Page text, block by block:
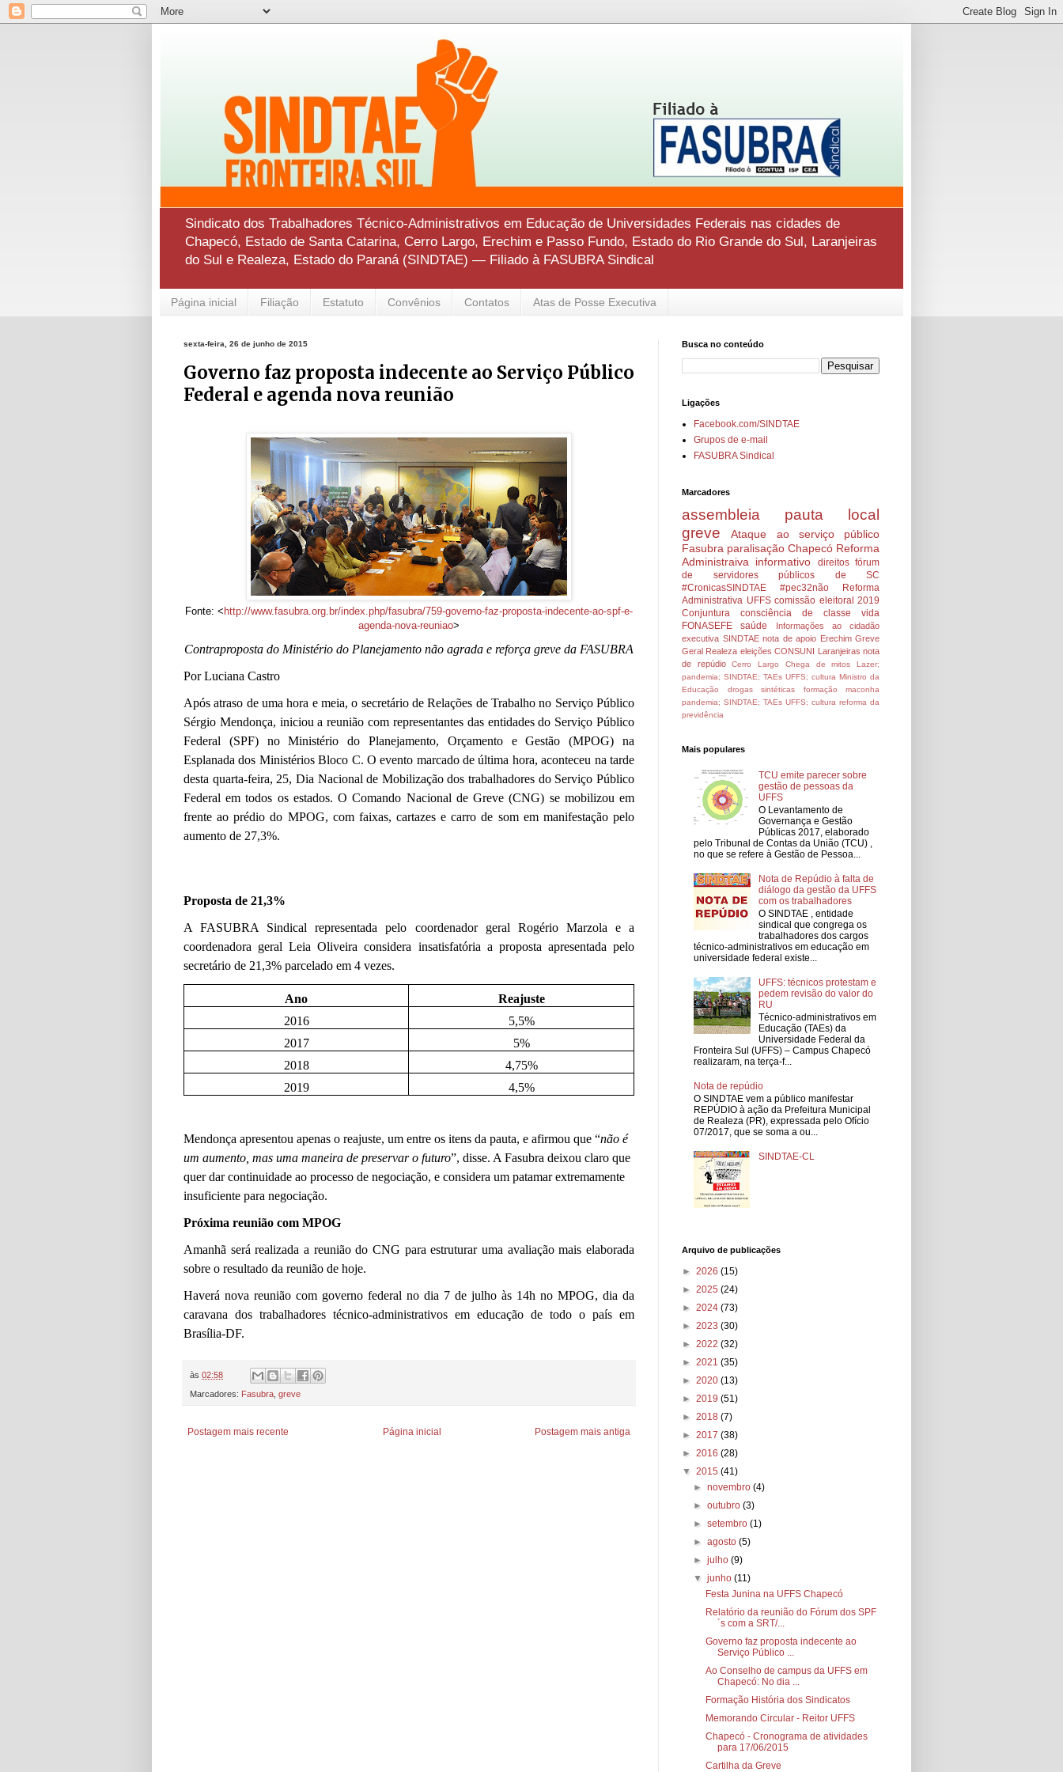
Sindicato dos Trabalhadores Técnico-Administrativos em Educação de Universidades Federais nas cidades de
Chapecó, Estado de Santa Catarina, Cerro Largo, Erechim e Passo Fundo, Estado do Rio Grande do Sul, Laranjeiras
do Sul e Realeza, Estado do Paraná (SINDTAE) — Filiado à FASUBRA Sindical
Página inicial Filiação Estatuto Convênios Contatos Atas de Posse Executiva
sexta-feira, 26 de junho de 2015
Governo faz proposta indecente ao Serviço Público
Federal e agenda nova reunião
Fonte: < http://www.fasubra.org.br/index.php/fasubra/759-governo-faz-proposta-indecente-ao-spf-e-
agenda-nova-reuniao>
Contraproposta do Ministério do Planejamento não agrada e reforça greve da FASUBRA
Por Luciana Castro
Após atraso de uma hora e meia, o secretário de Relações de Trabalho no Serviço Público
Sérgio Mendonça, iniciou a reunião com representantes das entidades do Serviço Público
Federal (SPF) no Ministério do Planejamento, Orçamento e Gestão (MPOG) na
Esplanada dos Ministérios Bloco C. O evento marcado de última hora, aconteceu na tarde
desta quarta-feira, 25, Dia Nacional de Mobilização dos trabalhadores do Serviço Público
Federal em todos os estados. O Comando Nacional de Greve (CNG) se mobilizou em
frente ao prédio do MPOG, com faixas, cartazes e carro de som em manifestação pelo
aumento de 27,3%.
Proposta de 21,3%
A FASUBRA Sindical representada pelo coordenador geral Rogério Marzola e a
coordenadora geral Leia Oliveira considera insatisfatória a proposta apresentada pelo
secretário de 21,3% parcelado em 4 vezes.
Ano
Reajuste
2016
5,5%
2017
5%
2018
4,75%
2019
4,5%
Mendonça apresentou apenas o reajuste, um entre os itens da pauta, e afirmou que “não é
um aumento, mas uma maneira de preservar o futuro”, disse. A Fasubra deixou claro que
quer dar continuidade ao processo de negociação, e considera um patamar extremamente
insuficiente para negociação.
Próxima reunião com MPOG
Amanhã será realizada a reunião do CNG para estruturar uma avaliação mais elaborada
sobre o resultado da reunião de hoje.
Haverá nova reunião com governo federal no dia 7 de julho às 14h no MPOG, dia da
caravana dos trabalhadores técnico-administrativos em educação de todo o país em
Brasília-DF.
às 02:58
Marcadores: Fasubra greve
Postagem mais recente Postagem mais antiga
Página inicial
Busca no conteúdo
Ligações
Facebook.com/SINDTAE
Grupos de e-mail
FASUBRA Sindical
Marcadores
assembleia
pauta local
greve
Ataque ao serviço público
Fasubra paralisação Chapecó Reforma
Administraiva
informativo direitos fórum
de servidores públicos de SC
#CronicasSINDTAE
#pec32não
Reforma
Administrativa UFFS comissão eleitoral 2019
Conjuntura
consciência de classe
vida
FONASEFE
saúde
Informações ao cidadão
executiva SINDTAE nota de apoio Erechim Greve
Geral Realeza eleições CONSUNI Laranjeiras nota
de repúdio
Cerro Largo Chega de mitos
Lazer;
pandemia; SINDTAE; TAEs UFFS; cultura Ministro da
Educação
drogas sintéticas formação
maconha
pandemia; SINDTAE; TAEs UFFS; cultura reforma da
previdência
Mais populares
TCU emite parecer sobre
gestão de pessoas da
UFFS
O Levantamento de
Governança e Gestão
Públicas 2017, elaborado
pelo Tribunal de Contas da União (TCU) ,
no que se refere à Gestão de Pessoa...
Nota de Repúdio à falta de
diálogo da gestão da UFFS
com os trabalhadores
O SINDTAE , entidade
sindical que congrega os
trabalhadores dos cargos
técnico-administrativos em educação em
universidade federal existe...
UFFS: técnicos protestam e
pedem revisão do valor do
RU
Técnico-administrativos em
Educação (TAEs) da
Universidade Federal da
Fronteira Sul (UFFS) – Campus Chapecó
realizaram, na terça-f...
Nota de repúdio
O SINDTAE vem a público manifestar
REPÚDIO à ação da Prefeitura Municipal
de Realeza (PR), expressada pelo Ofício
07/2017, que se soma a ou...
SINDTAE-CL
Arquivo de publicações
► 2026 (15)
► 2025 (24)
► 2024 (73)
► 2023 (30)
► 2022 (32)
► 2021 (35)
► 2020 (13)
► 2019 (51)
► 2018 (7)
► 2017 (38)
► 2016 (28)
▼ 2015 (41)
►novembro(4)
►outubro(3)
►setembro(1)
►agosto(5)
►julho(9)
▼junho(11)
Festa Junina na UFFS Chapecó
Relatório da reunião do Fórum dos SPF
´s com a SRT/...
Governo faz proposta indecente ao
Serviço Público ...
Ao Conselho de campus da UFFS em
Chapecó: No dia ...
Formação História dos Sindicatos
Memorando Circular - Reitor UFFS
Chapecó - Cronograma de atividades
para 17/06/2015
Cartilha da Greve